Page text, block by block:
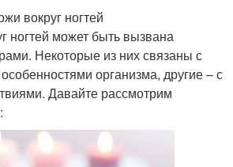
вокруг ногтей
ногтей может быть вызвана
Некоторые из них связаны с
организма, другие – с
Давайте рассмотрим